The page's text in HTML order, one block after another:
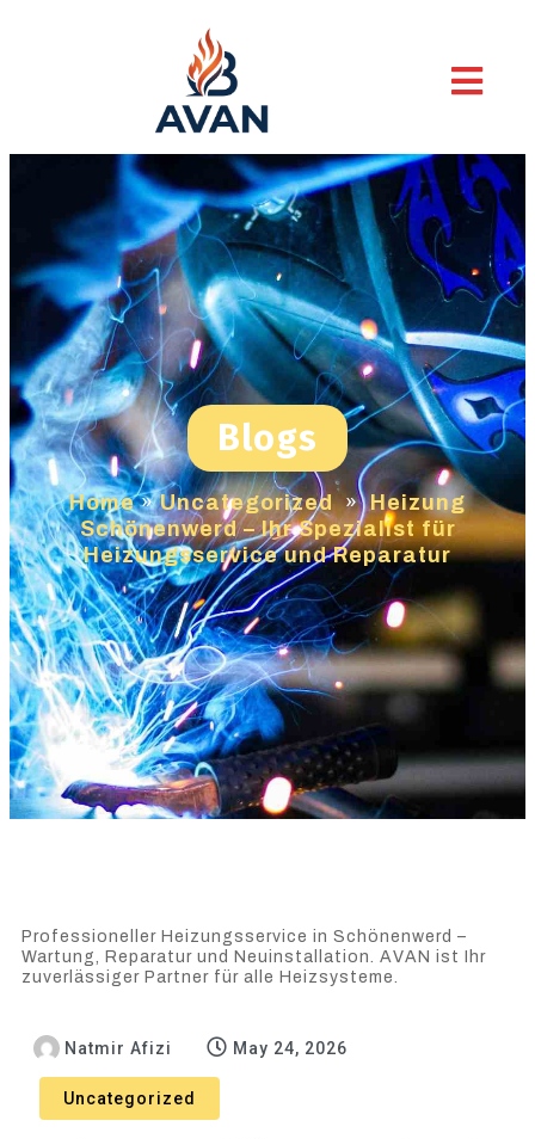
Blogs
Home»Uncategorized » Heizung
Schönenwerd – Ihr Spezialist für
Heizungsservice und Reparatur
Professioneller Heizungsservice in Schönenwerd –
Wartung, Reparatur und Neuinstallation. AVAN ist Ihr
zuverlässiger Partner für alle Heizsysteme.
Natmir Afizi May 24, 2026
Uncategorized